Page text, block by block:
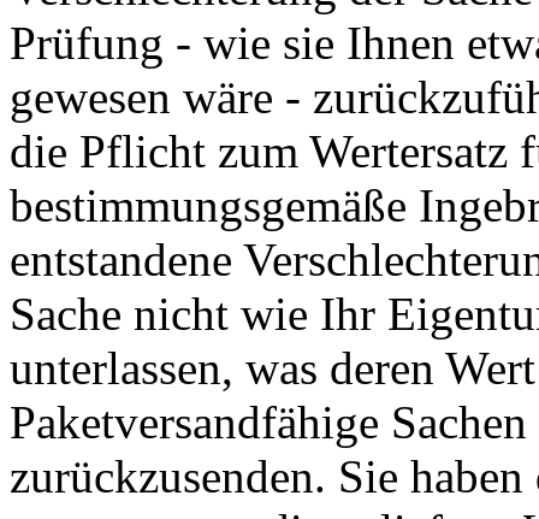
Prüfung - wie sie Ihnen
gewesen wäre -
die Pflicht zum Wertersatz
bestimmungsgemäße
entstandene
Sache nicht wie Ihr
unterlassen, was deren
Paketversandfähige
zurückzusenden. Sie